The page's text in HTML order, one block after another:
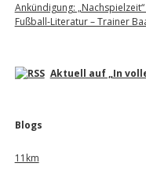
Ankündigung:
Fußball-Literatur – Trainer
Aktuell auf „In
Blogs
11km